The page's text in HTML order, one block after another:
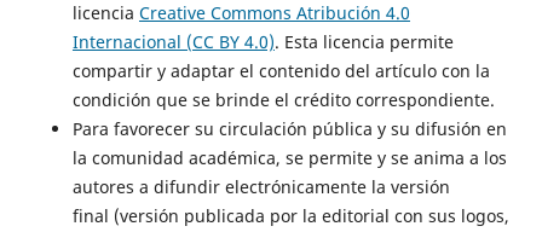
licencia Creative Commons Atribución 4.0
Internacional (CC BY 4.0). Esta licencia permite
compartir y adaptar el contenido del artículo con la
condición que se brinde el crédito correspondiente.
Para favorecer su circulación pública y su difusión en
la comunidad académica, se permite y se anima a los
autores a difundir electrónicamente la versión
final (versión publicada por la editorial con sus logos,